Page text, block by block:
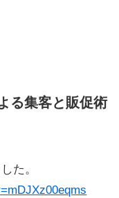
る集客と販促術
た。